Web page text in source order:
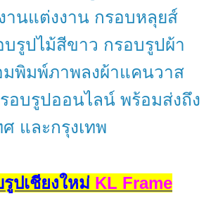
านแต่งงาน กรอบหลุยส์
รูปไม้สีขาว กรอบรูปผ้า
พิมพ์ภาพลงผ้าแคนวาส
อบรูปออนไลน์ พร้อมส่งถึง
และกรุงเทพ
ปเชียงใหม่ KL Frame